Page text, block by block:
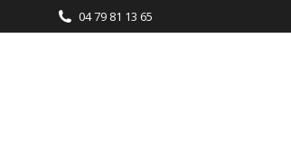
04 79 81 13 65